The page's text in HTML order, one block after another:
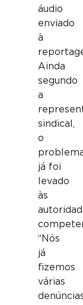
áudio
enviado
à
Ainda
segundo
a
sindical,
o
já foi
levado
às
“Nós
já
fizemos
várias